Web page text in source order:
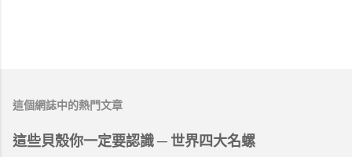
這個網誌中的熱門文章
這些貝殼你一定要認識 ─ 世界四大名螺